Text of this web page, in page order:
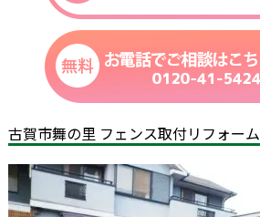
古賀市舞の里 フェンス取付リフォーム